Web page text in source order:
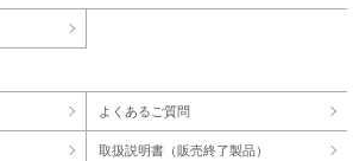
よくあるご質問
取扱説明書（販売終了製品）